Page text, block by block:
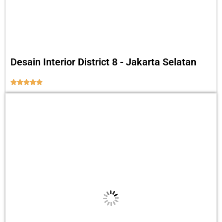
Desain Interior District 8 - Jakarta Selatan
